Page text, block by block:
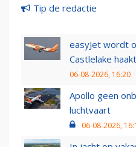
Tip de redactie
easyJet wordt
Castlelake
06-08-2026, 16:20
Apollo geen
luchtvaart
06-08-2026,